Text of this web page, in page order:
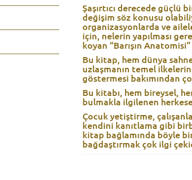
Şaşırtıcı derecede güçlü
değişim söz konusu
organizasyonlarda ve
için, nelerin yapılması
koyan “Barışın
Bu kitap, hem dünya
uzlaşmanın temel
göstermesi bakımından
Bu kitabı, hem bireysel,
bulmakla ilgilenen
Çocuk yetiştirme,
kendini kanıtlama gibi
kitap bağlamında böyle
bağdaştırmak çok ilgi